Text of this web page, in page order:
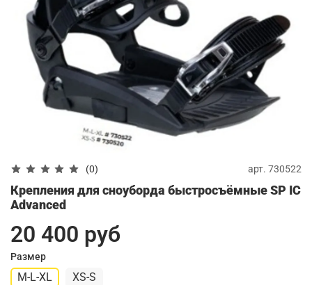
(0) арт. 730522
Крепления для сноуборда быстросъёмные SP IC
Advanced
20 400 руб
Размер
M-L-XL XS-S